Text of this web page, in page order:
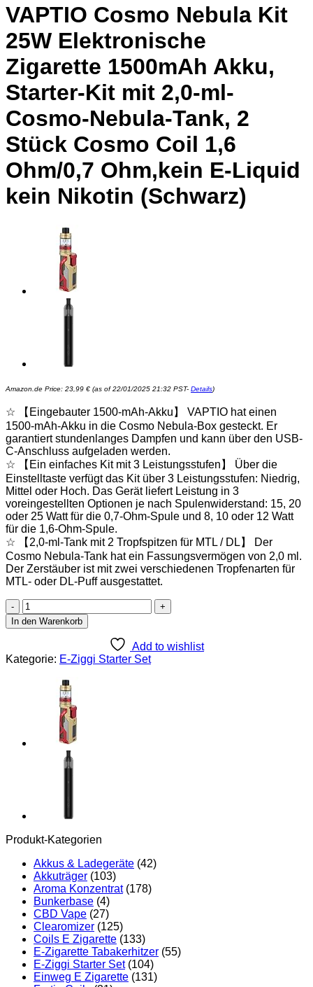
VAPTIO Cosmo Nebula Kit
25W Elektronische
Zigarette 1500mAh Akku,
Starter-Kit mit 2,0-ml-
Cosmo-Nebula-Tank, 2
Stück Cosmo Coil 1,6
Ohm/0,7 Ohm,kein E-Liquid
kein Nikotin (Schwarz)
Amazon.de Price: 23,99 € (as of 22/01/2025 21:32 PST- Details)
☆ 【Eingebauter 1500-mAh-Akku】 VAPTIO hat einen
1500-mAh-Akku in die Cosmo Nebula-Box gesteckt. Er
garantiert stundenlanges Dampfen und kann über den USB-
C-Anschluss aufgeladen werden.
☆ 【Ein einfaches Kit mit 3 Leistungsstufen】 Über die
Einstelltaste verfügt das Kit über 3 Leistungsstufen: Niedrig,
Mittel oder Hoch. Das Gerät liefert Leistung in 3
voreingestellten Optionen je nach Spulenwiderstand: 15, 20
oder 25 Watt für die 0,7-Ohm-Spule und 8, 10 oder 12 Watt
für die 1,6-Ohm-Spule.
☆ 【2,0-ml-Tank mit 2 Tropfspitzen für MTL / DL】 Der
Cosmo Nebula-Tank hat ein Fassungsvermögen von 2,0 ml.
Der Zerstäuber ist mit zwei verschiedenen Tropfenarten für
MTL- oder DL-Puff ausgestattet.
VAPTIO
Cosmo
Nebula
25W
Elektronische
Zigarette
1500mAh
mit
2
Cosmo
Coil
1,6
Ohm/0,7
Ohm,kein
E-
Liquid
kein
Nikotin
(Schwarz)
Menge
In den Warenkorb
Add to wishlist
Kategorie: E-Ziggi Starter Set
Produkt-Kategorien
Akkus & Ladegeräte (42)
Akkuträger (103)
Aroma Konzentrat (178)
Bunkerbase (4)
CBD Vape (27)
Clearomizer (125)
Coils E Zigarette (133)
E-Zigarette Tabakerhitzer (55)
E-Ziggi Starter Set (104)
Einweg E Zigarette (131)